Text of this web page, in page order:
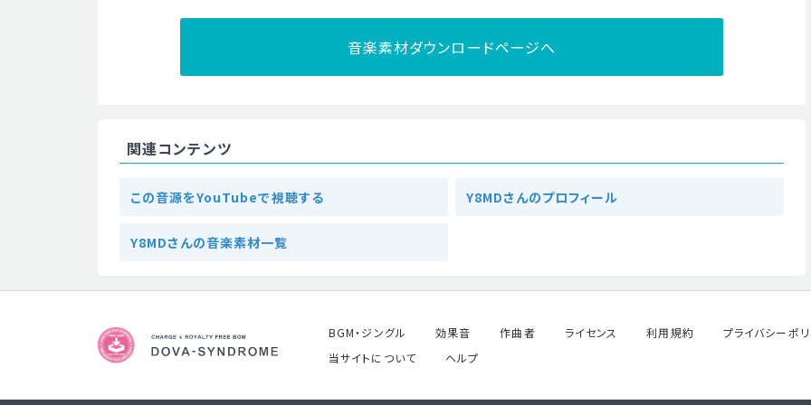
音楽素材ダウンロードページへ
関連コンテンツ
この音源をYouTubeで視聴する Y8MDさんのプロフィール
Y8MDさんの音楽素材一覧
BGM・ジングル 効果音 作曲者 ライセンス 利用規約 プライバシーポ
当サイトについて
ヘルプ